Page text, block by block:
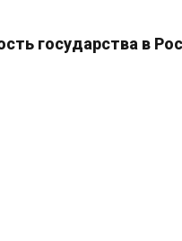
государства в